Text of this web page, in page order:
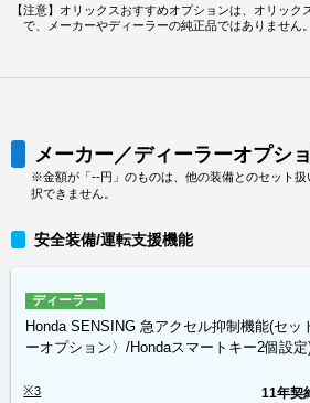
【注意】オリックスおすすめオプションは、オリック
で、メーカーやディーラーの純正品ではありません。
メーカー／ディーラーオプシ
※金額が「--円」のものは、他の装備とのセット扱
択できません。
安全装備/運転支援機能
ディーラー
Honda SENSING 急アクセル抑制機能(セッ
ーオプション〉/Hondaスマートキー2個設定
※3 11年契